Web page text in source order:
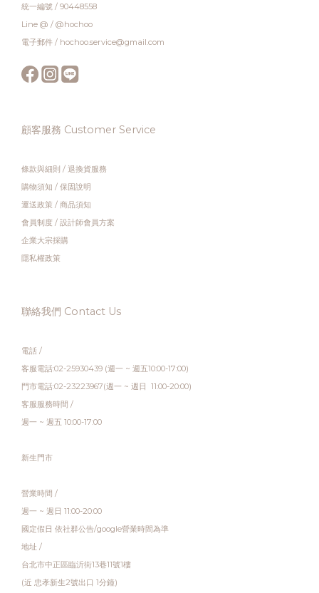
統一編號 / 90448558
Line @ / @hochoo
電子郵件 / hochoo.service@gmail.com
顧客服務 Customer Service
條款與細則 / 退換貨服務
購物須知 / 保固說明
運送政策 / 商品須知
會員制度 / 設計師會員方案
企業大宗採購
隱私權政策
聯絡我們 Contact Us
電話 /
客服電話:02-25930439 (週一 ~ 週五10:00-17:00)
門市電話:02-23223967(週一 ~ 週日 11:00-20:00)
客服服務時間 /
週一 ~ 週五 10:00-17:00
新生門市
營業時間 /
週一 ~ 週日 11:00-20:00
國定假日 依社群公告/google營業時間為準
地址 /
台北市中正區臨沂街13巷11號1樓
(近 忠孝新生2號出口 1分鐘)